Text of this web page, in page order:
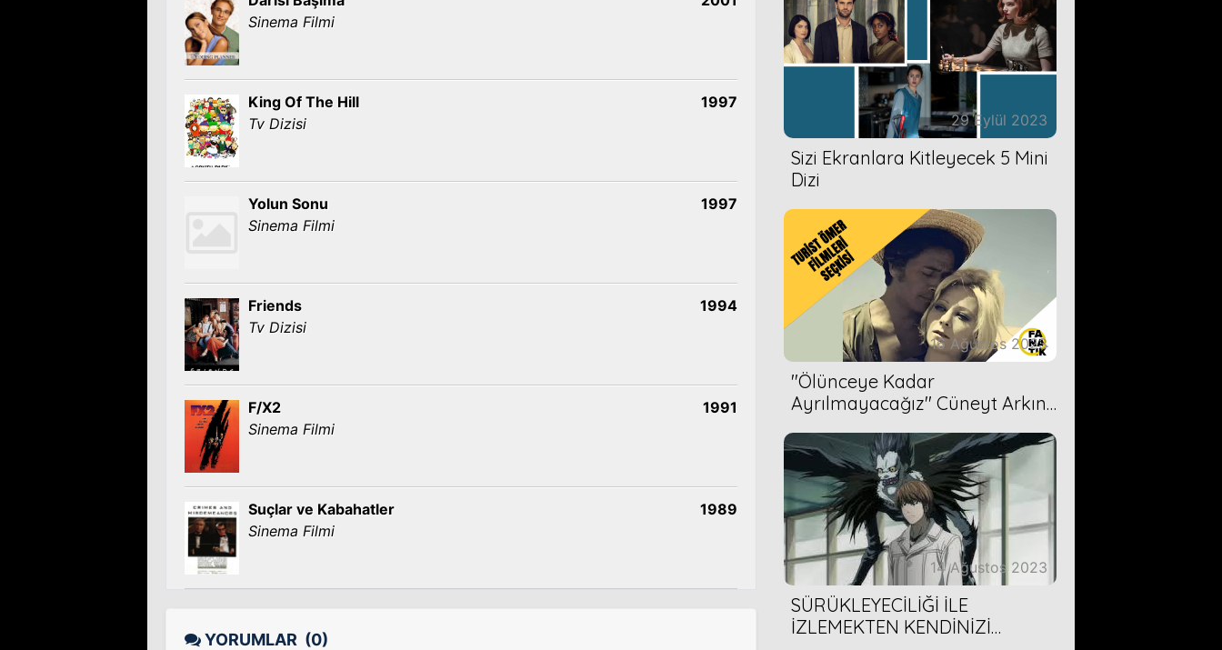
Sinema Filmi
King Of The Hill
Tv Dizisi
1997
Yolun Sonu
Sinema Filmi
1997
Friends
Tv Dizisi
1994
F/X2
Sinema Filmi
1991
Suçlar ve Kabahatler
Sinema Filmi
1989
YORUMLAR (0)
29 Eylül 2023
Sizi Ekranlara Kitleyecek 5 Mini
Dizi
16 Ağustos 2023
''Ölünceye Kadar
Ayrılmayacağız'' Cüneyt Arkın-
14 Ağustos 2023
SÜRÜKLEYECİLİĞİ İLE
İZLEMEKTEN KENDİNİZİ